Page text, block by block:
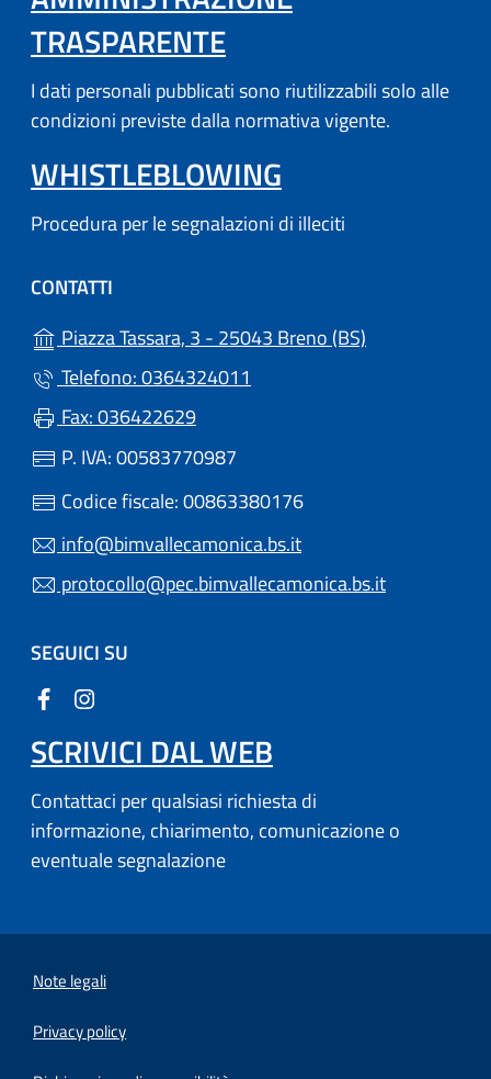
TRASPARENTE
I dati personali pubblicati sono riutilizzabili solo alle
condizioni previste dalla normativa vigente.
WHISTLEBLOWING
Procedura per le segnalazioni di illeciti
CONTATTI
Piazza Tassara, 3 - 25043 Breno (BS)
Telefono: 0364324011
Fax: 036422629
P. IVA: 00583770987
Codice fiscale: 00863380176
info@bimvallecamonica.bs.it
protocollo@pec.bimvallecamonica.bs.it
SEGUICI SU
SCRIVICI DAL WEB
Contattaci per qualsiasi richiesta di
informazione, chiarimento, comunicazione o
eventuale segnalazione
Note legali
Privacy policy